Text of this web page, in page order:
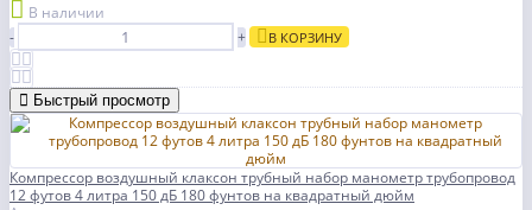
В наличии
-
+ В КОРЗИНУ
Быстрый просмотр
Компрессор воздушный клаксон трубный набор манометр трубопровод
12 футов 4 литра 150 дБ 180 фунтов на квадратный дюйм